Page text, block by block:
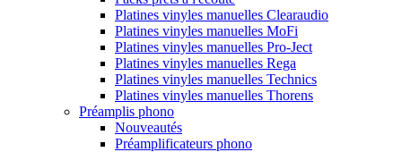
Platines vinyles manuelles Clearaudio
Platines vinyles manuelles MoFi
Platines vinyles manuelles Pro-Ject
Platines vinyles manuelles Rega
Platines vinyles manuelles Technics
Platines vinyles manuelles Thorens
Préamplis phono
Nouveautés
Préamplificateurs phono